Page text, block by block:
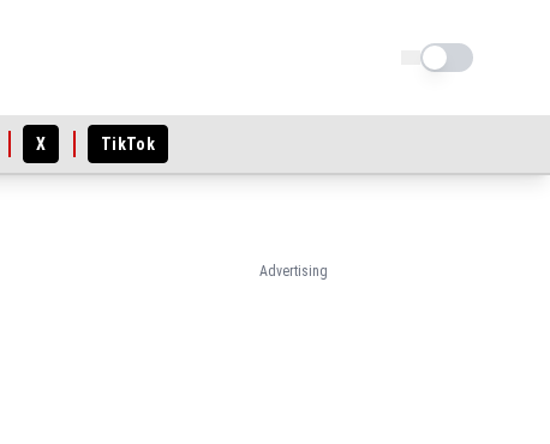
Schimba tema
X TikTok
Advertising